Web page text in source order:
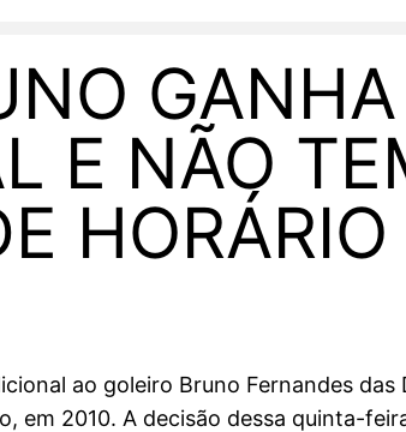
E NÃO
ao goleiro Bruno Fernandes
em 2010. A decisão dessa quinta-